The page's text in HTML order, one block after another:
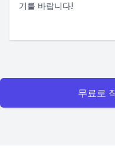
기를 바랍니다!
무료로